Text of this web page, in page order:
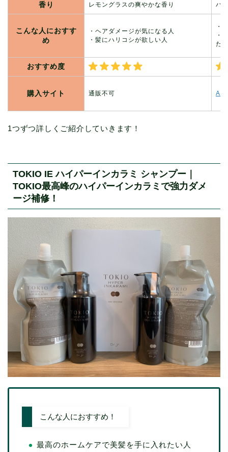
香り レモングラスの爽やかな香り ハ
こんな人におすす
め
・ヘアダメージが気になる人
・髪にハリコシが欲しい人
・
・
た
おすすめ度
購入サイト 通販不可
1つずつ詳しくご紹介していきます！
TOKIO IE ハイパーインカラミ シャンプー｜
TOKIO最高峰のハイパーインカラミで強力ダメ
ージ補修！
こんな人におすすめ！
最高のホームケアで美髪を手に入れたい人